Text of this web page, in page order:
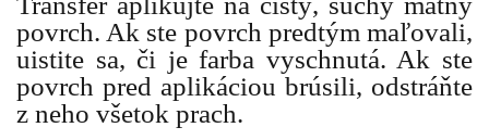
povrch. Ak ste povrch predtým maľovali,
uistite sa, či je farba vyschnutá. Ak ste
povrch pred aplikáciou brúsili, odstráňte
z neho všetok prach.